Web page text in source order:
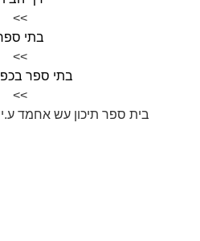
>>
בתי ספר
>>
בתי ספר
>>
בית ספר תיכון עש אחמד